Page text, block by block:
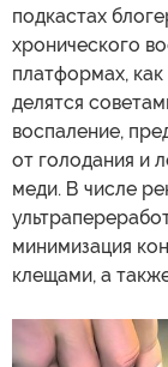
подкастах
хронического
платформах,
делятся
воспаление,
от голодания и
меди. В числе
минимизация
клещами, а